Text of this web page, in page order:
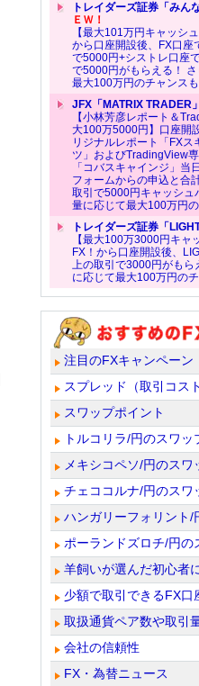
トレイダーズ証券「みん
ＥＷ！
【最大101万円キャッシ
から口座開設後、FX口座
で5000円+シストレ口座
で5000円がもらえる！
最大100万円のチャンスも
JFX「MATRIX TRADER」
【小林芳彦レポート＆
大100万5000円】口座開
リジナルレポート「FXス
ツ」およびTradingView
「コバスキャインジ」当
フォームからの申込と合
取引で5000円キャッシュ
量に応じて最大100万円の
トレイダーズ証券「LIGHT
【最大100万3000円キャ
FX！から口座開設後、
上の取引で3000円がもら
に応じて最大100万円のチ
注目のFXキャンペーン
スプレッド（取引コスト
スワップポイント
トルコリラ/円のスワッ
メキシコペソ/円のスワ
チェココルナ/円のスワ
ハンガリーフォリント/
ポーランドズロチ/円の
羊飼いが選んだ初心者
少額で取引できるFX口
取扱通貨ペア数や取引
会社の信頼性
FX・為替ニュース